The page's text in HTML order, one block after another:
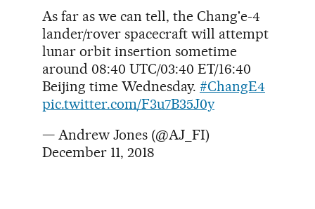
As far as we can tell, the Chang'e-4
lander/rover spacecraft will attempt
lunar orbit insertion sometime
around 08:40 UTC/03:40 ET/16:40
Beijing time Wednesday. #ChangE4
pic.twitter.com/F3u7B35J0y
— Andrew Jones (@AJ_FI)
December 11, 2018